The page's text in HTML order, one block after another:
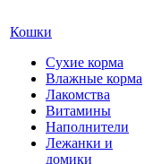
Кошки
Сухие корма
Влажные корма
Лакомства
Витамины
Наполнители
Лежанки и
домики